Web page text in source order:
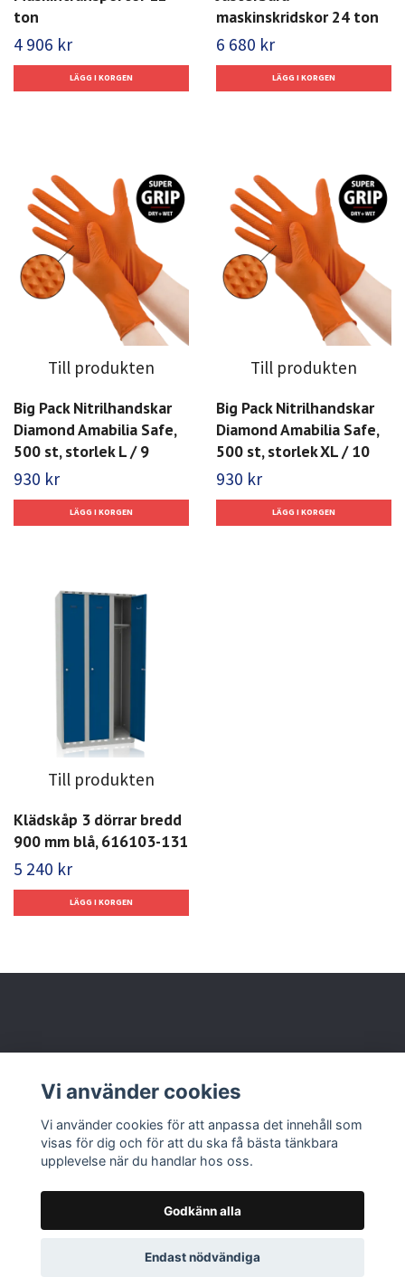
ton
4 906 kr
maskinskridskor 24 ton
6 680 kr
Till produkten
Big Pack Nitrilhandskar
Diamond Amabilia Safe,
500 st, storlek L / 9
930 kr
Till produkten
Big Pack Nitrilhandskar
Diamond Amabilia Safe,
500 st, storlek XL / 10
930 kr
Till produkten
Klädskåp 3 dörrar bredd
900 mm blå, 616103-131
5 240 kr
Läs mer
© 2026 Nolbox AB
Vi använder cookies
Vi använder cookies för att anpassa det innehåll som
visas för dig och för att du ska få bästa tänkbara
upplevelse när du handlar hos oss.
Godkänn alla
Endast nödvändiga